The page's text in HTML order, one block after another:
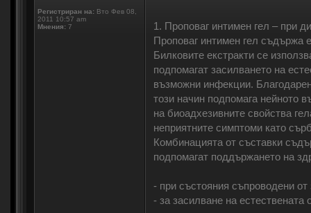
Регистриран на: Вто Фев 08,
2011 10:57 am
Мнения: 7
1. Проповаг интимен гел – при
Проповаг интимен гел съдържа
Билковите екстракти се
подпомагат засилването на
възможни инфекции.
този начин подпомага нейното
на биоадхезивните свойства
неприятните симптоми като
Комбинацията от съставки
подпомагат поддържането на
- при състояния съпроводени от
- за засилване на естествената